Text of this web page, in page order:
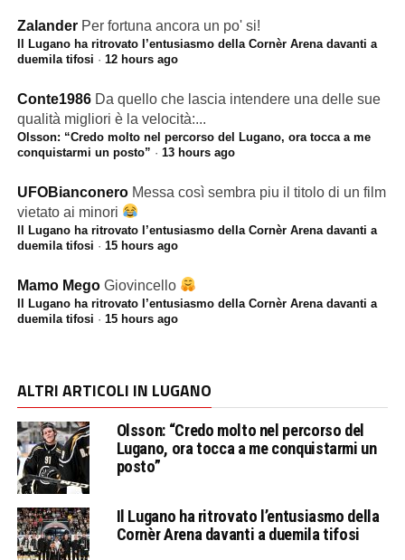
Zalander Per fortuna ancora un po' si!
Il Lugano ha ritrovato l’entusiasmo della Cornèr Arena davanti a
duemila tifosi · 12 hours ago
Conte1986 Da quello che lascia intendere una delle sue
qualità migliori è la velocità:...
Olsson: “Credo molto nel percorso del Lugano, ora tocca a me
conquistarmi un posto” · 13 hours ago
UFOBianconero Messa così sembra piu il titolo di un film
vietato ai minori
Il Lugano ha ritrovato l’entusiasmo della Cornèr Arena davanti a
duemila tifosi · 15 hours ago
Mamo Mego Giovincello
Il Lugano ha ritrovato l’entusiasmo della Cornèr Arena davanti a
duemila tifosi · 15 hours ago
ALTRI ARTICOLI IN LUGANO
Olsson: “Credo molto nel percorso del
Lugano, ora tocca a me conquistarmi un
posto”
Il Lugano ha ritrovato l’entusiasmo della
Cornèr Arena davanti a duemila tifosi